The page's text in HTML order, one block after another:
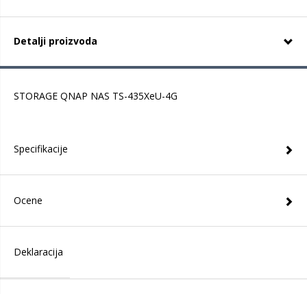
Detalji proizvoda
STORAGE QNAP NAS TS-435XeU-4G
Specifikacije
Ocene
Deklaracija